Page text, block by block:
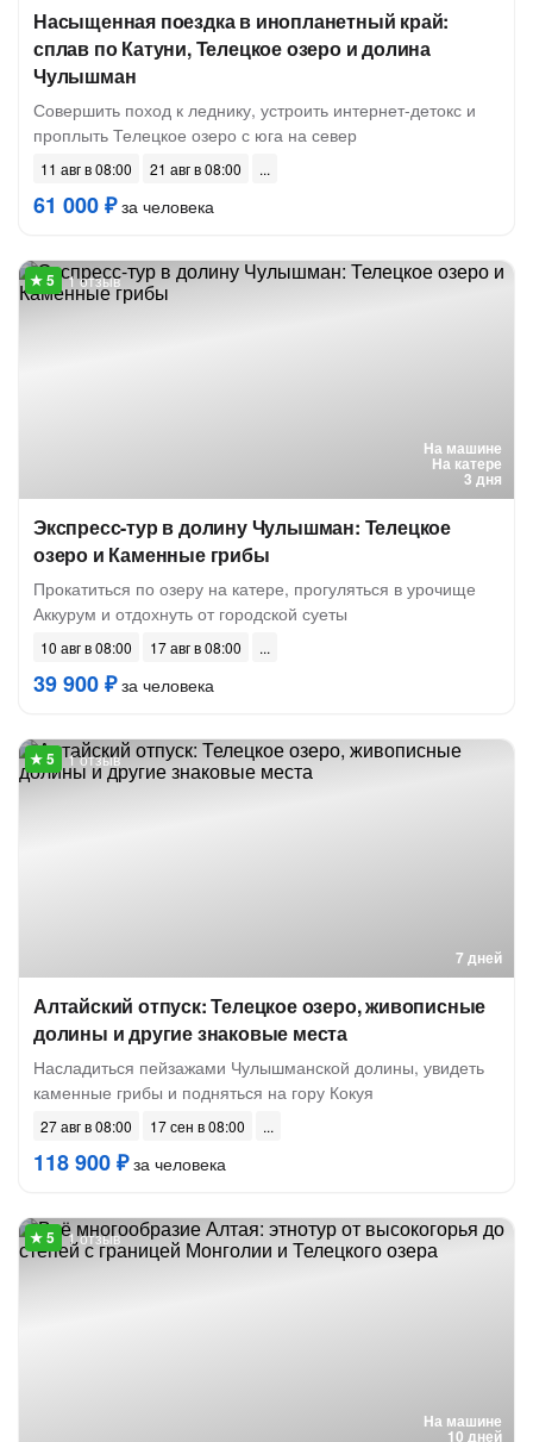
Насыщенная поездка в инопланетный край:
сплав по Катуни, Телецкое озеро и долина
Чулышман
Совершить поход к леднику, устроить интернет-детокс и
проплыть Телецкое озеро с юга на север
11 авг в 08:00 21 авг в 08:00
61 000 ₽за человека
На машине
На катере
3 дня
1 отзыв
Экспресс-тур в долину Чулышман: Телецкое
озеро и Каменные грибы
Прокатиться по озеру на катере, прогуляться в урочище
Аккурум и отдохнуть от городской суеты
10 авг в 08:00 17 авг в 08:00
39 900 ₽за человека
7 дней
1 отзыв
Алтайский отпуск: Телецкое озеро, живописные
долины и другие знаковые места
Насладиться пейзажами Чулышманской долины, увидеть
каменные грибы и подняться на гору Кокуя
27 авг в 08:00 17 сен в 08:00
118 900 ₽за человека
На машине
10 дней
1 отзыв